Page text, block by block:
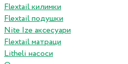
Flextail килимки
Flextail подушки
Nite Ize аксесуари
Flextail матраци
Litheli насоси